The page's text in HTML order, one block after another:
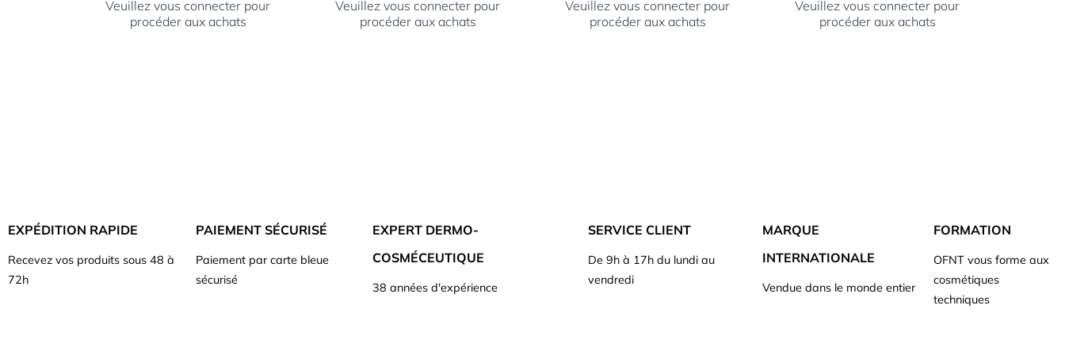
Veuillez vous connecter pour
procéder aux achats
Veuillez vous connecter pour
procéder aux achats
Veuillez vous connecter pour
procéder aux achats
Veuillez vous connecter pour
procéder aux achats
EXPÉDITION RAPIDE
Recevez vos produits sous 48 à
72h
PAIEMENT SÉCURISÉ
Paiement par carte bleue
sécurisé
EXPERT DERMO-
COSMÉCEUTIQUE
38 années d'expérience
SERVICE CLIENT
De 9h à 17h du lundi au
vendredi
MARQUE
INTERNATIONALE
Vendue dans le monde entier
FORMATION
OFNT vous forme aux
cosmétiques
techniques